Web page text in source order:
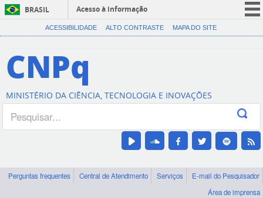
BRASIL
Acesso à informação
CORONAVÍRUS (COVID-19)
Canais
ACESSIBILIDADE ALTO CONTRASTE MAPA DO SITE
CNPq
MINISTÉRIO DA CIÊNCIA, TECNOLOGIA E INOVAÇÕES
Perguntas frequentes Central de Atendimento Serviços
E-mail do Pesquisador
Área de imprensa